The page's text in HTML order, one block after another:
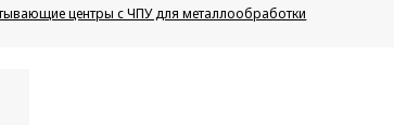
центры с ЧПУ для металлообработки